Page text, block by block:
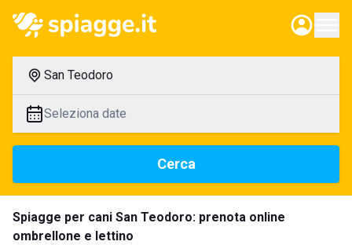
San Teodoro
Seleziona date
Cerca
Spiagge per cani San Teodoro: prenota online
ombrellone e lettino